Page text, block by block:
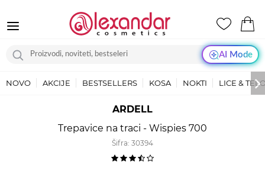
AI Mode
NOVO AKCIJE BESTSELLERS KOSA NOKTI LICE &
ARDELL
Trepavice na traci - Wispies 700
Šifra: 30394